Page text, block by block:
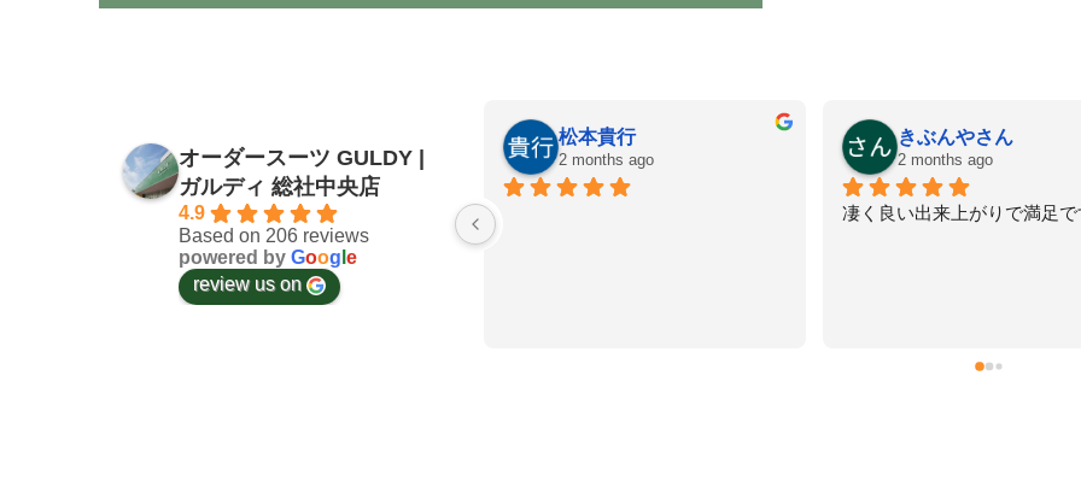
オーダースーツ GULDY |
ガルディ 総社中央店
4.9
Based on 206 reviews
powered by Goog e
review us on
2 months ago
daisuke fujioka
2 months ago
坂本宏
2 months ago